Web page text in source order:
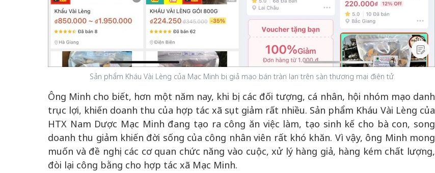
Sản phẩm Kháu Vài Lèng của Mạc Minh bị giả mạo bán tràn lan trên sàn thương mại điện tử
Ông Minh cho biết, hơn một năm nay, khi bị các đối tượng, cá nhân, hội nhóm mạo danh
trục lợi, khiến doanh thu của hợp tác xã sụt giảm rất nhiều. Sản phẩm Kháu Vài Lèng của
HTX Nam Dược Mạc Minh đang tạo ra công ăn việc làm, tạo sinh kế cho bà con, song
doanh thu giảm khiến đời sống của công nhân viên rất khó khăn. Vì vậy, ông Minh mong
muốn và đề nghị các cơ quan chức năng vào cuộc, xử lý hàng giả, hàng kém chất lượng,
đòi lại công bằng cho hợp tác xã Mạc Minh.